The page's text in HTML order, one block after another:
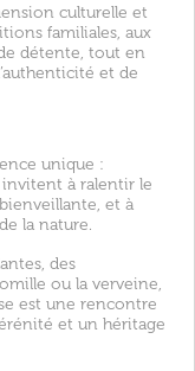
culturelle et
familiales, aux
détente, tout en
et de
unique :
invitent à ralentir le
et à
la nature.
des
ou la verveine,
est une rencontre
et un héritage